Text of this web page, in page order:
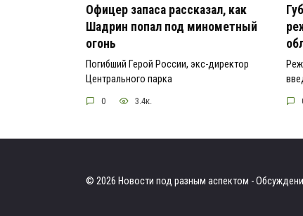
Офицер запаса рассказал, как
Шадрин попал под минометный
огонь
Погибший Герой России, экс-директор
Центрального парка
0 3.4к.
© 2026 Новости под разным аспектом -